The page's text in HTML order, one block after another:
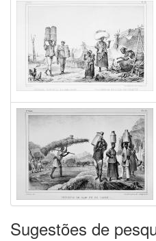
Sugestões de